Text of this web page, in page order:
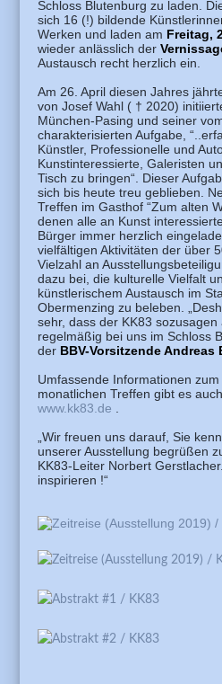
Schloss Blutenburg zu laden.
sich 16 (!) bildende
Werken und laden am Freitag,
wieder anlässlich der
Austausch recht herzlich ein.
Am 26. April diesen Jahres
von Josef Wahl ( † 2020)
München-Pasing und seiner
charakterisierten Aufgabe,
Künstler, Professionelle und
Kunstinteressierte, Galeristen
Tisch zu bringen“. Dieser
sich bis heute treu geblieben.
Treffen im Gasthof “Zum alten
denen alle an Kunst
Bürger immer herzlich
vielfältigen Aktivitäten der über
Vielzahl an
dazu bei, die kulturelle Vielfalt
künstlerischem Austausch im
Obermenzing zu beleben.
sehr, dass der KK83 sozusagen
regelmäßig bei uns im Schloss
der BBV-Vorsitzende Andreas
Umfassende Informationen
monatlichen Treffen gibt es
www.kk83.de
„Wir freuen uns darauf, Sie
unserer Ausstellung begrüßen
KK83-Leiter Norbert Gerstlacher.
inspirieren !“